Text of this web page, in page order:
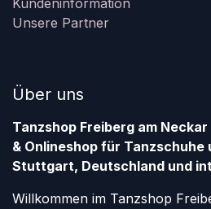
Kundeninformation
Unsere Partner
Über uns
Tanzshop Freiberg am
& Onlineshop für Tanzschuhe
Stuttgart, Deutschland und
Willkommen im Tanzshop